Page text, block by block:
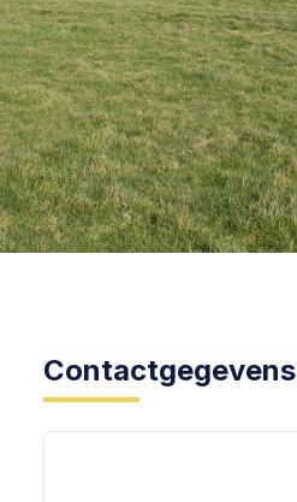
Contactgegevens